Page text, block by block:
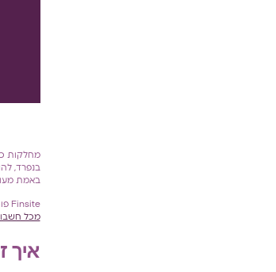
באמת
Finsite פותרת בדיוק את זה. המערכת מתחברת ישירות בין הבנקים למערכת הפריוריטי שלכם,
מכל
איך